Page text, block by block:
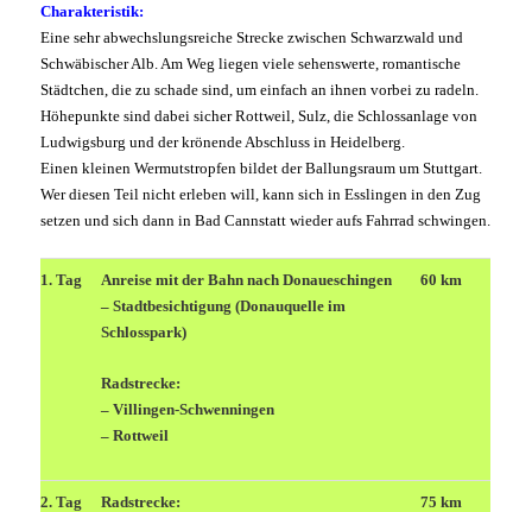
Charakteristik:
Eine sehr abwechslungsreiche Strecke zwischen Schwarzwald und
Schwäbischer Alb. Am Weg liegen viele sehenswerte, romantische
Städtchen, die zu schade sind, um einfach an ihnen vorbei zu radeln.
Höhepunkte sind dabei sicher Rottweil, Sulz, die Schlossanlage von
Ludwigsburg und der krönende Abschluss in Heidelberg.
Einen kleinen Wermutstropfen bildet der Ballungsraum um Stuttgart.
Wer diesen Teil nicht erleben will, kann sich in Esslingen in den Zug
setzen und sich dann in Bad Cannstatt wieder aufs Fahrrad schwingen.
1. Tag
Anreise mit der Bahn nach Donaueschingen
– Stadtbesichtigung (Donauquelle im
Schlosspark)
Radstrecke:
– Villingen-Schwenningen
– Rottweil
60 km
2. Tag
Radstrecke:
75 km